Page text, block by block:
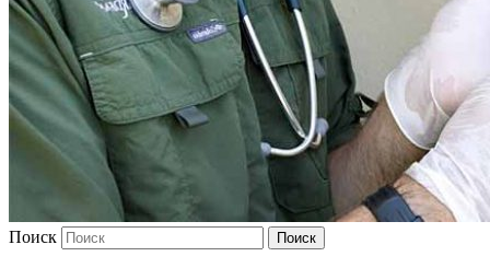
Поиск